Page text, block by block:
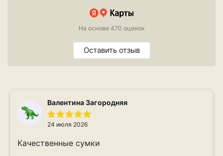
На основе 470 оценок
Оставить отзыв
Валентина Загородняя
24 июля 2026
Качественные сумки